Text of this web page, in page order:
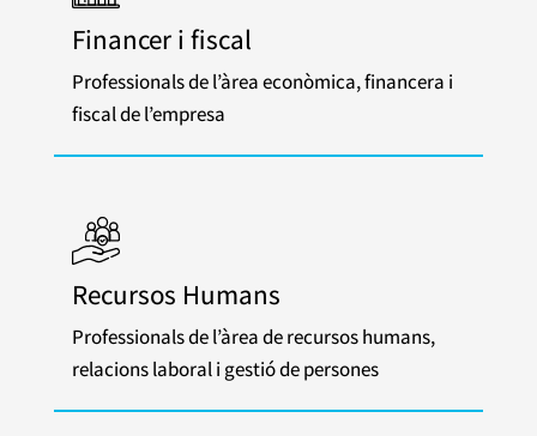
Financer i fiscal
Professionals de l’àrea econòmica, financera i
fiscal de l’empresa
Recursos Humans
Professionals de l’àrea de recursos humans,
relacions laboral i gestió de persones